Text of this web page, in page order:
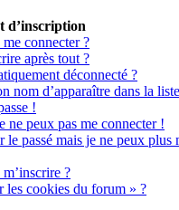
d’inscription
connecter ?
après tout ?
déconnecté ?
nom d’apparaître dans la
!
ne peux pas me connecter !
le passé mais je ne peux plus
?
les cookies du forum » ?